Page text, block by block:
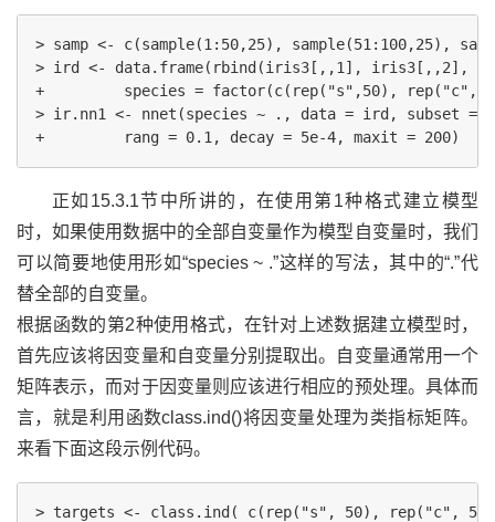
> samp <- c(sample(1:50,25), sample(51:100,25),
> ird <- data.frame(rbind(iris3[,,1], iris3[,,2],
+         species = factor(c(rep("s",50), rep("c",
> ir.nn1 <- nnet(species ~ ., data = ird, subset =
正如15.3.1节中所讲的，在使用第1种格式建立模型
时，如果使用数据中的全部自变量作为模型自变量时，我们
可以简要地使用形如“species ~ .”这样的写法，其中的“.”代
替全部的自变量。
根据函数的第2种使用格式，在针对上述数据建立模型时，
首先应该将因变量和自变量分别提取出。自变量通常用一个
矩阵表示，而对于因变量则应该进行相应的预处理。具体而
言，就是利用函数class.ind()将因变量处理为类指标矩阵。
来看下面这段示例代码。
> targets <- class.ind( c(rep("s", 50), rep("c",